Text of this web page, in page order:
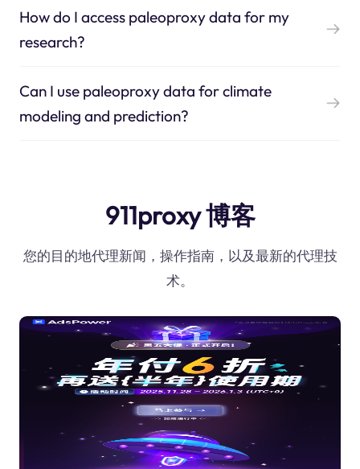
How do I access paleoproxy data for my
research?
Can I use paleoproxy data for climate
modeling and prediction?
911proxy 博客
您的目的地代理新闻，操作指南，以及最新的代理技
术。